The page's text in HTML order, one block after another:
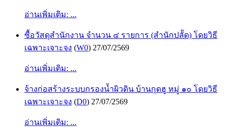
อ่านเพิ่มเติม: ...
ซื้อวัสดุสำนักงาน จำนวน ๔ รายการ (สำนักปลััด) โดยวิธี
เฉพาะเจาะจง (W0) 27/07/2569
อ่านเพิ่มเติม: ...
จ้างก่อสร้างระบบกรองน้ำผิวดิน บ้านกุดฮู หมู่ ๑๐ โดยวิธี
เฉพาะเจาะจง (D0) 27/07/2569
อ่านเพิ่มเติม: ...